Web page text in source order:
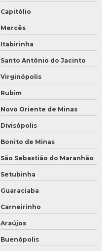
Capitólio
Mercês
Itabirinha
Santo Antônio do Jacinto
Virginópolis
Rubim
Novo Oriente de Minas
Divisópolis
Bonito de Minas
São Sebastião do Maranhão
Setubinha
Guaraciaba
Carneirinho
Araújos
Buenópolis